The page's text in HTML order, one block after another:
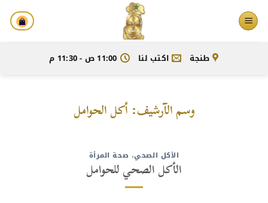
تخطي
للمحتوى
طنجة اكتب لنا 11:00 ص - 11:30 م
وسم الآرشيف:أكل الحوامل
الأكل الصحي، صحة المرأة
الأكل الصحي للحوامل